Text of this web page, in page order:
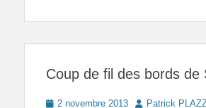
Coup de fil des bords de
Posted
2 novembre 2013 AuthorPatrick